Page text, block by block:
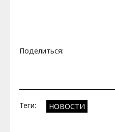
Поделиться:
Теги: НОВОСТИ